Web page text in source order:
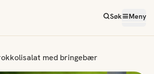
Søk Meny
med bringebær